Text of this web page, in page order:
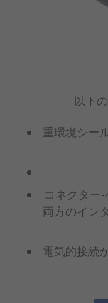
以下
重環境シー
コネクター
両方のイン
電気的接続